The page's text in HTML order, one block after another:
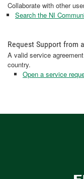
Collaborate with other
Search the NI
Request Support from
A valid service
country.
Open a service